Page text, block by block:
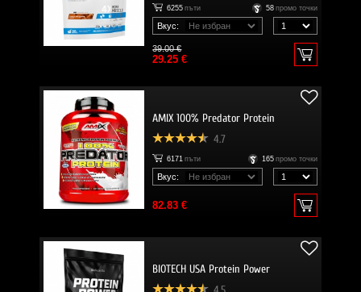
6255 пъти 58 промо точки
Вкус:
39.00 €
29.25 €
AMIX 100% Predator Protein
4.7
6171 пъти 165 промо точки
Вкус:
82.83 €
BIOTECH USA Protein Power